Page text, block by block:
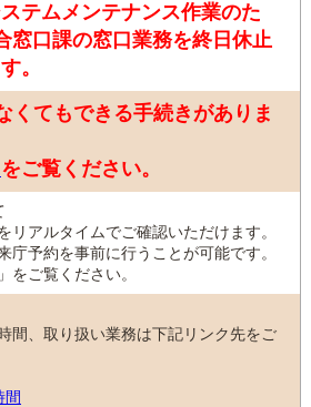
ステムメンテナンス作業のた
窓口課の窓口業務を終日休止
。
くてもできる手続きがありま
をご覧ください。
リアルタイムでご確認いただけます。
庁予約を事前に行うことが可能です。
」をご覧ください。
間、取り扱い業務は下記リンク先をご
間